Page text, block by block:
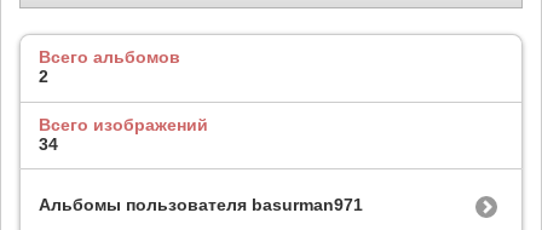
Всего альбомов
2
Всего изображений
34
Альбомы пользователя basurman971